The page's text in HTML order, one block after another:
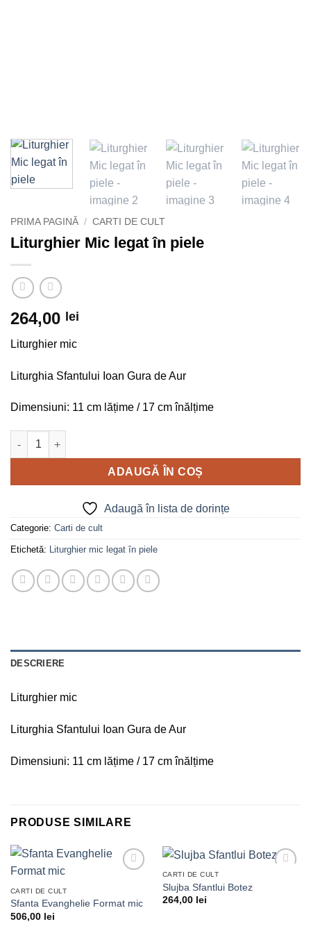
PRIMA PAGINĂ / CARTI DE CULT
Liturghier Mic legat în piele
264,00 lei
Liturghier mic
Liturghia Sfantului Ioan Gura de Aur
Dimensiuni: 11 cm lățime / 17 cm înălțime
Cantitate Liturghier Mic legat în piele
ADAUGĂ ÎN COȘ
Adaugă în lista de dorințe
Categorie: Carti de cult
Etichetă: Liturghier mic legat în piele
DESCRIERE
Liturghier mic
Liturghia Sfantului Ioan Gura de Aur
Dimensiuni: 11 cm lățime / 17 cm înălțime
PRODUSE SIMILARE
de
dorințe
CARTI DE CULT
Sfanta Evanghelie Format mic
506,00 lei
CARTI DE CULT
Slujba Sfantlui Botez
264,00 lei